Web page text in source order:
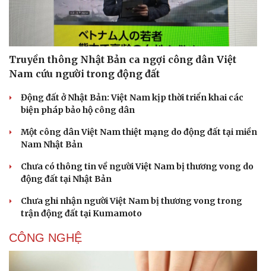
Truyền thông Nhật Bản ca ngợi công dân Việt
Nam cứu người trong động đất
Động đất ở Nhật Bản: Việt Nam kịp thời triển khai các
biện pháp bảo hộ công dân
Một công dân Việt Nam thiệt mạng do động đất tại miền
Nam Nhật Bản
Chưa có thông tin về người Việt Nam bị thương vong do
động đất tại Nhật Bản
Chưa ghi nhận người Việt Nam bị thương vong trong
trận động đất tại Kumamoto
CÔNG NGHỆ